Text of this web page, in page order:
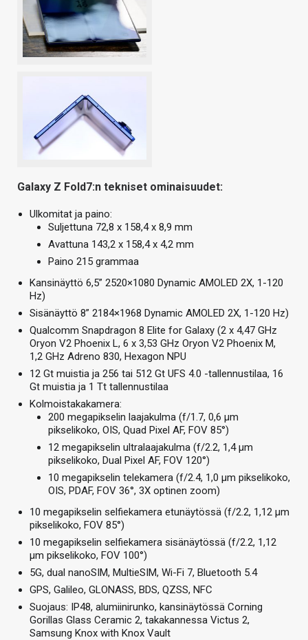
Galaxy Z Fold7:n tekniset ominaisuudet:
Ulkomitat ja paino:
Suljettuna 72,8 x 158,4 x 8,9 mm
Avattuna 143,2 x 158,4 x 4,2 mm
Paino 215 grammaa
Kansinäyttö 6,5” 2520×1080 Dynamic AMOLED 2X, 1-120
Hz)
Sisänäyttö 8” 2184×1968 Dynamic AMOLED 2X, 1-120 Hz)
Qualcomm Snapdragon 8 Elite for Galaxy (2 x 4,47 GHz
Oryon V2 Phoenix L, 6 x 3,53 GHz Oryon V2 Phoenix M,
1,2 GHz Adreno 830, Hexagon NPU
12 Gt muistia ja 256 tai 512 Gt UFS 4.0 -tallennustilaa, 16
Gt muistia ja 1 Tt tallennustilaa
Kolmoistakakamera:
200 megapikselin laajakulma (f/1.7, 0,6 µm
pikselikoko, OIS, Quad Pixel AF, FOV 85°)
12 megapikselin ultralaajakulma (f/2.2, 1,4 µm
pikselikoko, Dual Pixel AF, FOV 120°)
10 megapikselin telekamera (f/2.4, 1,0 µm pikselikoko,
OIS, PDAF, FOV 36°, 3X optinen zoom)
10 megapikselin selfiekamera etunäytössä (f/2.2, 1,12 µm
pikselikoko, FOV 85°)
10 megapikselin selfiekamera sisänäytössä (f/2.2, 1,12
µm pikselikoko, FOV 100°)
5G, dual nanoSIM, MultieSIM, Wi-Fi 7, Bluetooth 5.4
GPS, Galileo, GLONASS, BDS, QZSS, NFC
Suojaus: IP48, alumiinirunko, kansinäytössä Corning
Gorillas Glass Ceramic 2, takakannessa Victus 2,
Samsung Knox with Knox Vault